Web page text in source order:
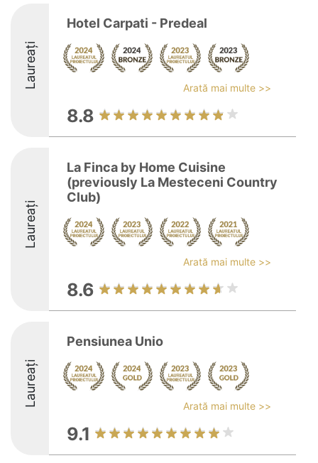
Laureați
Hotel Carpati - Predeal
Arată mai multe >>
8.8
Laureați
La Finca by Home Cuisine
(previously La Mesteceni Country
Club)
Arată mai multe >>
8.6
Laureați
Pensiunea Unio
Arată mai multe >>
9.1